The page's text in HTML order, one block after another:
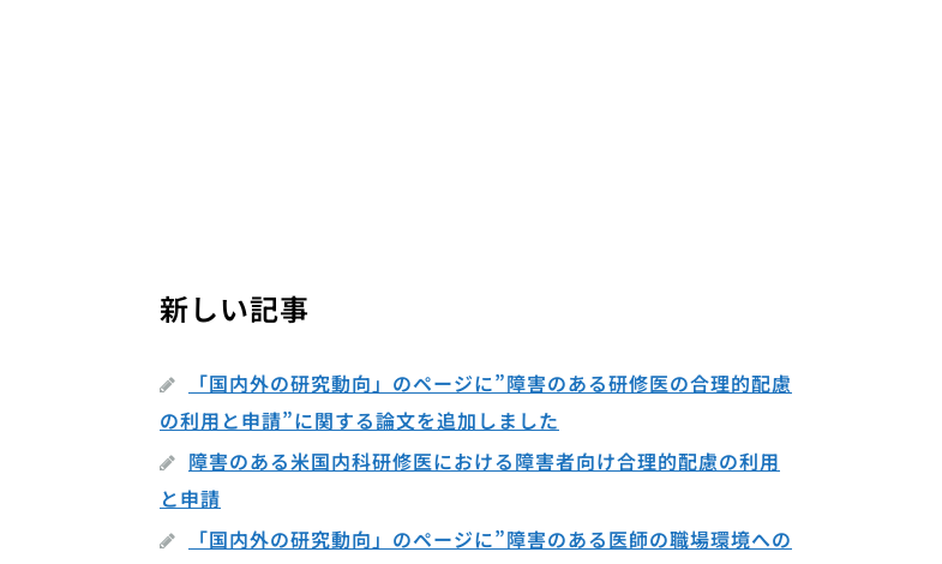
新しい記事
「国内外の研究動向」のページに”障害のある研修医の合理的配慮
の利用と申請”に関する論文を追加しました
障害のある米国内科研修医における障害者向け合理的配慮の利用
と申請
「国内外の研究動向」のページに”障害のある医師の職場環境への